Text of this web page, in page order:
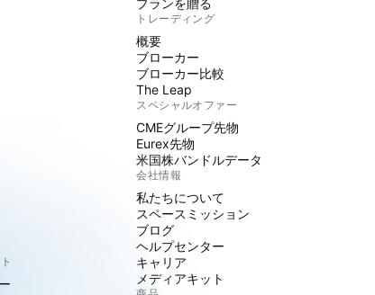
プランを贈る
トレーディング
概要
ブローカー
ブローカー比較
The Leap
スペシャルオファー
CMEグループ先物
Eurex先物
米国株バンドルデータ
会社情報
私たちについて
スペースミッション
ブログ
ヘルプセンター
キャリア
メディアキット